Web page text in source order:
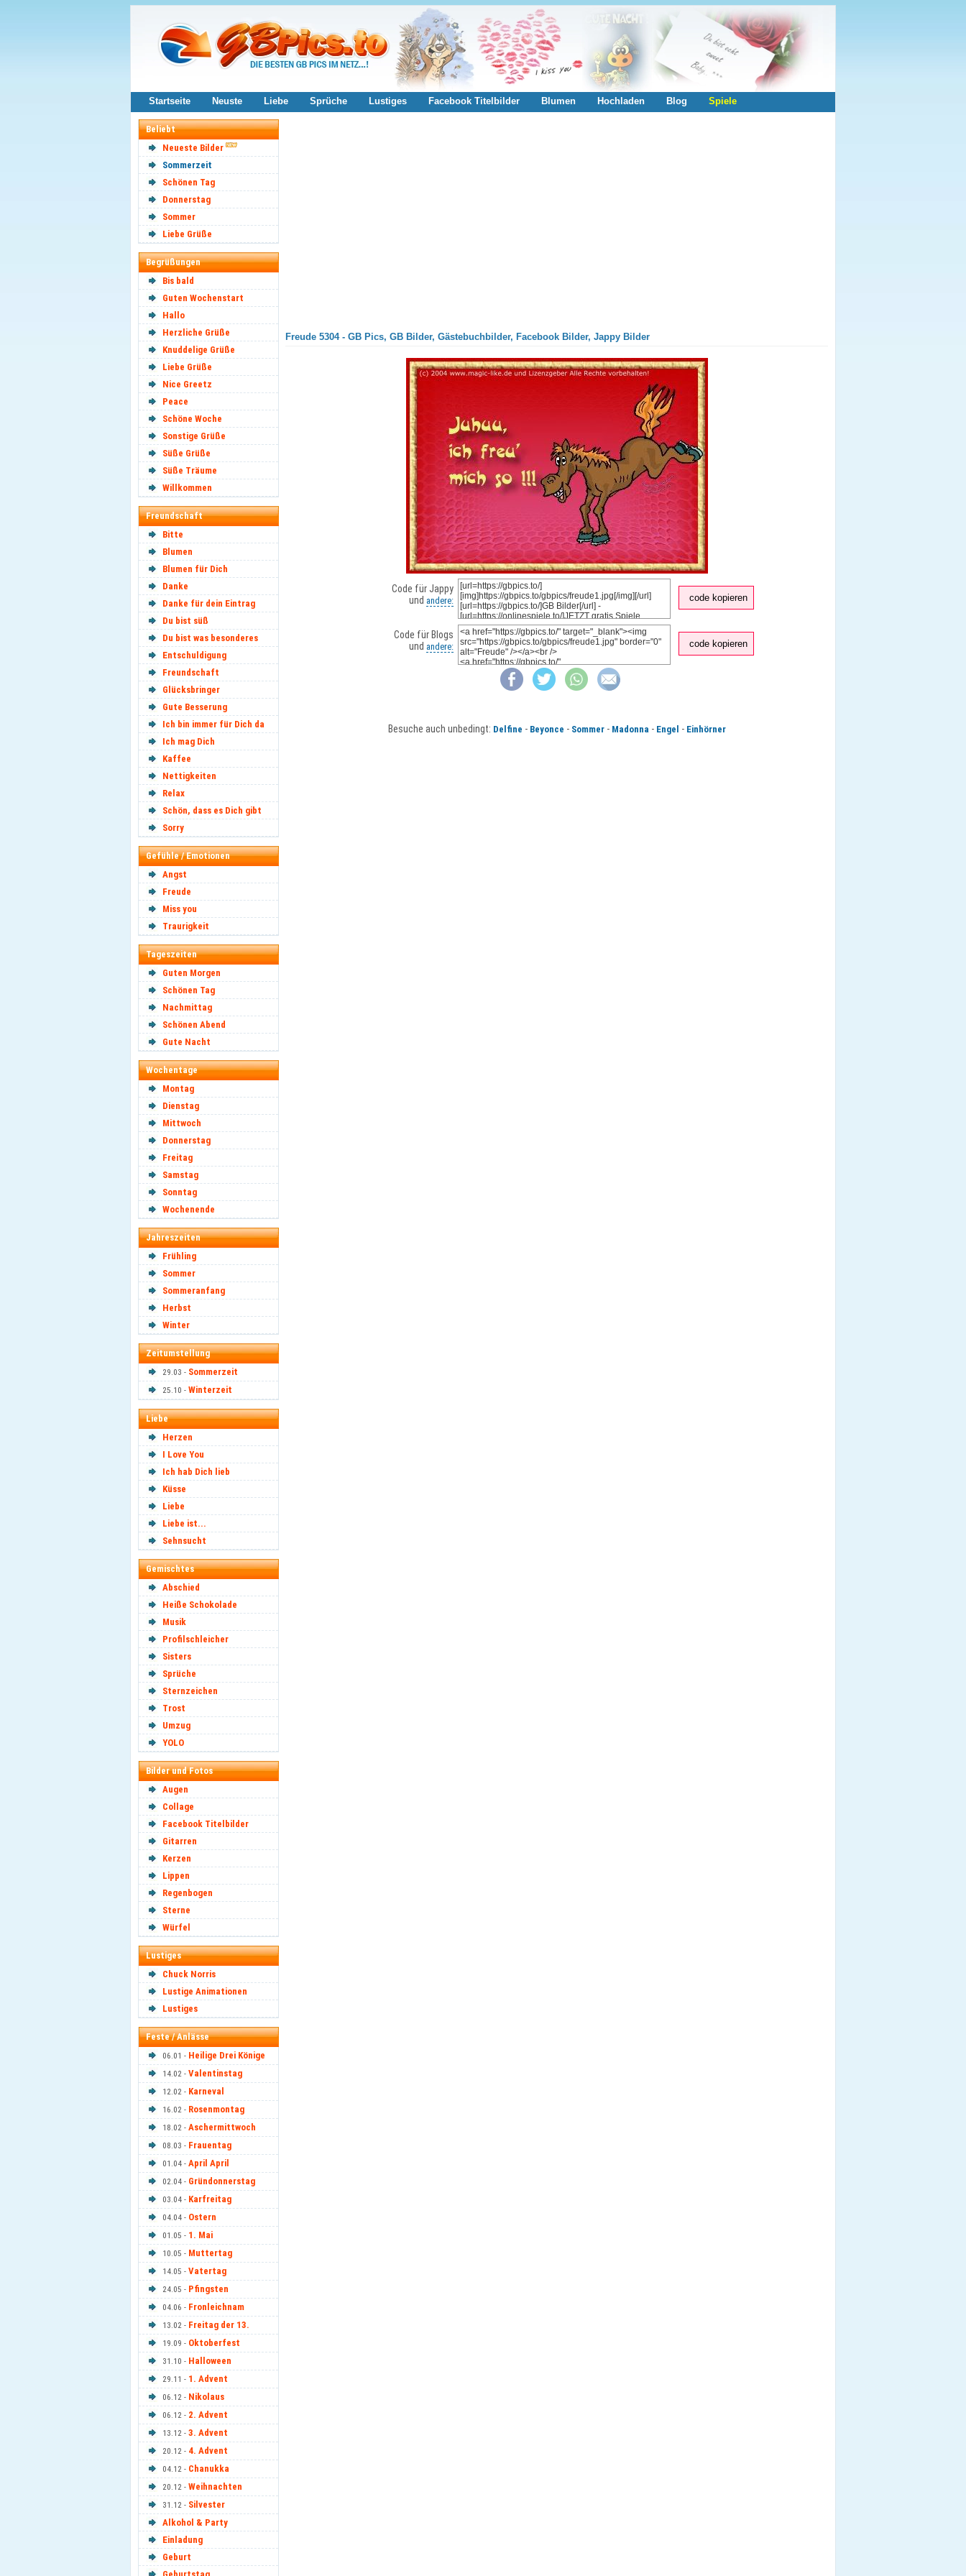
Startseite Neuste Liebe Sprüche Lustiges Facebook Titelbilder Blumen Hochladen Blog Spiele
Beliebt
Neueste Bilder
Sommerzeit
Schönen Tag
Donnerstag
Sommer
Liebe Grüße
Begrüßungen
Bis bald
Guten Wochenstart
Hallo
Herzliche Grüße
Knuddelige Grüße
Liebe Grüße
Nice Greetz
Peace
Schöne Woche
Sonstige Grüße
Süße Grüße
Süße Träume
Willkommen
Freundschaft
Bitte
Blumen
Blumen für Dich
Danke
Danke für dein Eintrag
Du bist süß
Du bist was besonderes
Entschuldigung
Freundschaft
Glücksbringer
Gute Besserung
Ich bin immer für Dich da
Ich mag Dich
Kaffee
Nettigkeiten
Relax
Schön, dass es Dich gibt
Sorry
Gefühle / Emotionen
Angst
Freude
Miss you
Traurigkeit
Tageszeiten
Guten Morgen
Schönen Tag
Nachmittag
Schönen Abend
Gute Nacht
Wochentage
Montag
Dienstag
Mittwoch
Donnerstag
Freitag
Samstag
Sonntag
Wochenende
Jahreszeiten
Frühling
Sommer
Sommeranfang
Herbst
Winter
Zeitumstellung
29.03 - Sommerzeit
25.10 - Winterzeit
Liebe
Herzen
I Love You
Ich hab Dich lieb
Küsse
Liebe
Liebe ist...
Sehnsucht
Gemischtes
Abschied
Heiße Schokolade
Musik
Profilschleicher
Sisters
Sprüche
Sternzeichen
Trost
Umzug
YOLO
Bilder und Fotos
Augen
Collage
Facebook Titelbilder
Gitarren
Kerzen
Lippen
Regenbogen
Sterne
Würfel
Lustiges
Chuck Norris
Lustige Animationen
Lustiges
Feste / Anlässe
06.01 - Heilige Drei Könige
14.02 - Valentinstag
12.02 - Karneval
16.02 - Rosenmontag
18.02 - Aschermittwoch
08.03 - Frauentag
01.04 - April April
02.04 - Gründonnerstag
03.04 - Karfreitag
04.04 - Ostern
01.05 - 1. Mai
10.05 - Muttertag
14.05 - Vatertag
24.05 - Pfingsten
04.06 - Fronleichnam
13.02 - Freitag der 13.
19.09 - Oktoberfest
31.10 - Halloween
29.11 - 1. Advent
06.12 - Nikolaus
06.12 - 2. Advent
13.12 - 3. Advent
20.12 - 4. Advent
04.12 - Chanukka
20.12 - Weihnachten
31.12 - Silvester
Alkohol & Party
Einladung
Geburt
Freude 5304 - GB Pics, GB Bilder, Gästebuchbilder, Facebook Bilder, Jappy Bilder
Code für Jappy
und andere: code kopieren
Code für Blogs
und andere: code kopieren
Besuche auch unbedingt: Delfine - Beyonce - Sommer- Madonna - Engel - Einhörner